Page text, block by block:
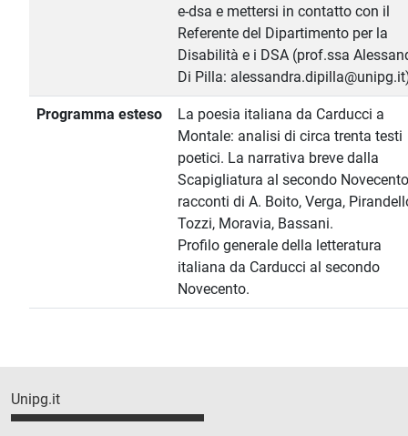
e-dsa e mettersi in contatto con il
Referente del Dipartimento per la
Disabilità e i DSA (prof.ssa
Di Pilla:
Programma esteso
La poesia italiana da Carducci a
Montale: analisi di circa trenta testi
poetici. La narrativa breve dalla
Scapigliatura al secondo
racconti di A. Boito, Verga,
Tozzi, Moravia, Bassani.
Profilo generale della letteratura
italiana da Carducci al secondo
Novecento.
Unipg.it